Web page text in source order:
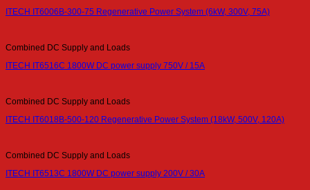
ITECH IT6006B-300-75 Regenerative Power System (6kW, 300V, 75A)
Combined DC Supply and Loads
ITECH IT6516C 1800W DC power supply 750V / 15A
Combined DC Supply and Loads
ITECH IT6018B-500-120 Regenerative Power System (18kW, 500V, 120A)
Combined DC Supply and Loads
ITECH IT6513C 1800W DC power supply 200V / 30A